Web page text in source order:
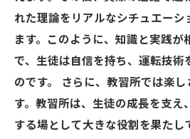
れた理論をリアルなシチュエーシ
ます。このように、知識と実践が
で、生徒は自信を持ち、運転技術
のです。 さらに、教習所では楽
す。教習所は、生徒の成長を支え
する場として大きな役割を果たし